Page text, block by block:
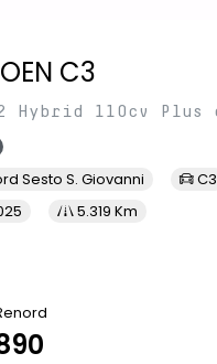
C3
Hybrid 110cv Plus
Sesto S. Giovanni
C3
5.319 Km